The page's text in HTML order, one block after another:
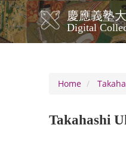
Skip
to
main
content
慶應義塾
Digital
メ
イ
ビ
シ
Home
Takahashi